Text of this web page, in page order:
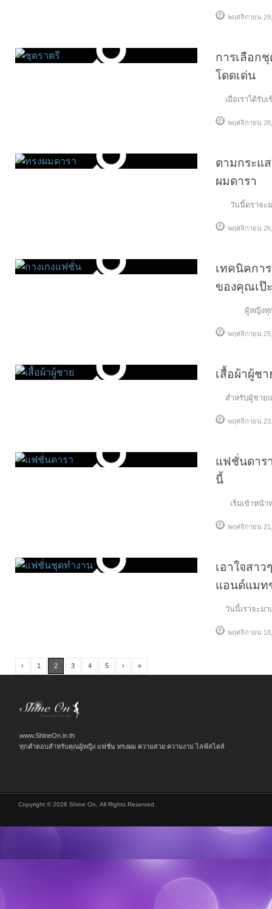
พฤศจิกายน
การเลือก
โดดเด่น
เมื่อเราได้รับ
พฤศจิกายน
ตามกระแ
ผมดารา
วันนี้ดราจะม
พฤศจิกายน
เทคนิคกา
ของคุณเป๊
ผู้หญิงทุกคน
พฤศจิกายน
เสื้อผ้าผู้ช
สำหรับผู้ชายแ
พฤศจิกายน
แฟชั่นดาร
นี้
เริ่มเข้าหน้า
พฤศจิกายน
เอาใจสา
แอนด์แมท
วันนี้เราจะมา
พฤศจิกายน
‹ 1 2 3 4 5 › »
www.ShineOn.in.th
ทุกคำตอบสำหรับคุณผู้หญิง แฟชั่น ทรงผม ความสวย ความงาม ไลฟ์สไตล์
Copyright © 2026 Shine On, All Rights Reserved.